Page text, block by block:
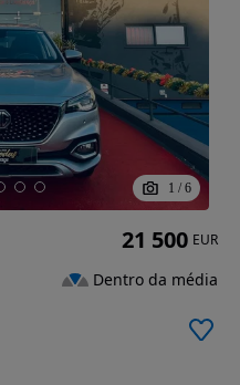
1 / 6
21 500 EUR
Dentro da média